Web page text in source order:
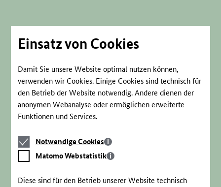
Einsatz von Cookies
Damit Sie unsere Website optimal nutzen können,
verwenden wir Cookies. Einige Cookies sind technisch für
den Betrieb der Website notwendig. Andere dienen der
anonymen Webanalyse oder ermöglichen erweiterte
Funktionen und Services.
Notwendige
Cookies
Notwendige Cookies
Matomo
Webstatistik
Matomo Webstatistik
Diese sind für den Betrieb unserer Website technisch